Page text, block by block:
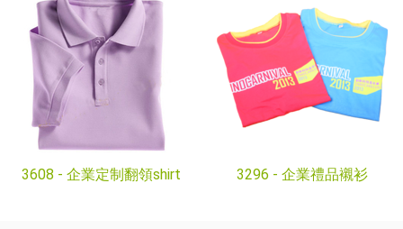
3608 - 企業定制翻領shirt 3296 - 企業禮品襯衫